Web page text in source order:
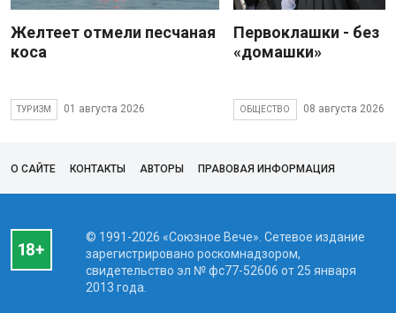
Желтеет отмели песчаная
коса
ТУРИЗМ 01 августа 2026
Первоклашки - без
«домашки»
ОБЩЕСТВО 08 августа 2026
О САЙТЕ КОНТАКТЫ АВТОРЫ ПРАВОВАЯ ИНФОРМАЦИЯ
© 1991-2026 «Союзное Вече». Сетевое издание
зарегистрировано роскомнадзором,
свидетельство эл № фc77-52606 от 25 января
2013 года.